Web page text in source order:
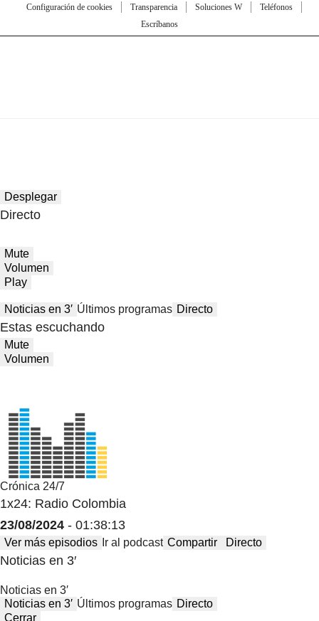
Configuración de cookies
Transparencia Soluciones W
Teléfonos
Escríbanos
Desplegar
Directo
Mute
Volumen
Play
Noticias en 3′ Últimos programas Directo
Estas escuchando
Mute
Volumen
Crónica 24/7
1x24: Radio Colombia
23/08/2024 - 01:38:13
Ver más episodios Ir al podcast Compartir Directo
Noticias en 3′
Noticias en 3′
Noticias en 3′ Últimos programas Directo
Cerrar